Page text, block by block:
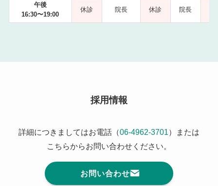
午後
16:30〜19:00
休診 院長 休診 院長
採用情報
詳細につきましてはお電話（06-4962-3701）または
こちらからお問い合わせください。
お問い合わせ